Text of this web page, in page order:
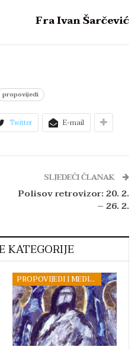
Fra Ivan Šarčević
propovijedi
Twitter E-mail
SLJEDEĆI ČLANAK
Polisov retrovizor: 20. 2.
– 26. 2.
KATEGORIJE
PROPOVIJEDI I MEDITACIJE